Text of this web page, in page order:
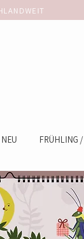
NEU FRÜHLING